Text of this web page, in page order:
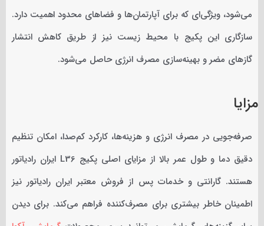
می‌شود، ویژگی‌ای که برای آپارتمان‌ها و فضاهای محدود اهمیت دارد.
سازگاری این پکیج با محیط زیست نیز از طریق کاهش انتشار
گازهای مضر و بهینه‌سازی مصرف انرژی حاصل می‌شود.
مزایا
صرفه‌جویی در مصرف انرژی و هزینه‌ها، کارکرد کم‌صدا، امکان تنظیم
دقیق دما و طول عمر بالا از مزایای اصلی پکیج L36 ایران رادیاتور
هستند. گارانتی و خدمات پس از فروش معتبر ایران رادیاتور نیز
اطمینان خاطر بیشتری برای مصرف‌کننده فراهم می‌کند. برای دیدن